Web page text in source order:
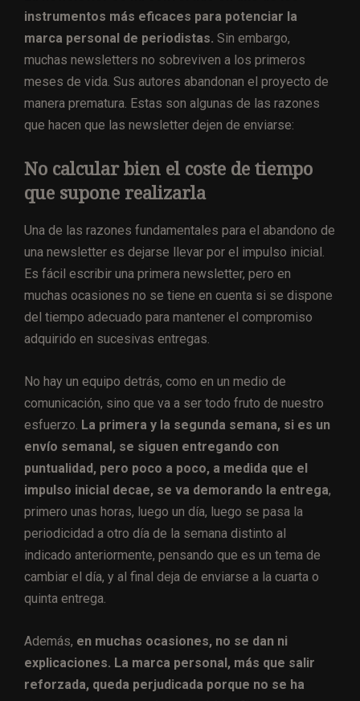
instrumentos más eficaces para potenciar la
marca personal de periodistas. Sin embargo,
muchas newsletters no sobreviven a los primeros
meses de vida. Sus autores abandonan el proyecto de
manera prematura. Estas son algunas de las razones
que hacen que las newsletter dejen de enviarse:
No calcular bien el coste de tiempo
que supone realizarla
Una de las razones fundamentales para el abandono de
una newsletter es dejarse llevar por el impulso inicial.
Es fácil escribir una primera newsletter, pero en
muchas ocasiones no se tiene en cuenta si se dispone
del tiempo adecuado para mantener el compromiso
adquirido en sucesivas entregas.
No hay un equipo detrás, como en un medio de
comunicación, sino que va a ser todo fruto de nuestro
esfuerzo. La primera y la segunda semana, si es un
envío semanal, se siguen entregando con
puntualidad, pero poco a poco, a medida que el
impulso inicial decae, se va demorando la entrega,
primero unas horas, luego un día, luego se pasa la
periodicidad a otro día de la semana distinto al
indicado anteriormente, pensando que es un tema de
cambiar el día, y al final deja de enviarse a la cuarta o
quinta entrega.
Además, en muchas ocasiones, no se dan ni
explicaciones. La marca personal, más que salir
reforzada, queda perjudicada porque no se ha